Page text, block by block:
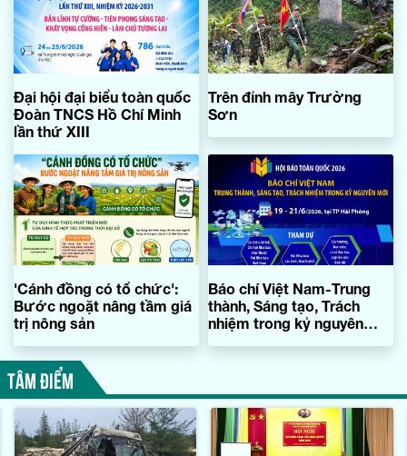
Đại hội đại biểu toàn quốc
Đoàn TNCS Hồ Chí Minh
lần thứ XIII
Trên đỉnh mây Trường
Sơn
'Cánh đồng có tổ chức':
Bước ngoặt nâng tầm giá
trị nông sản
Báo chí Việt Nam-Trung
thành, Sáng tạo, Trách
nhiệm trong kỷ nguyên
TÂM ĐIỂM